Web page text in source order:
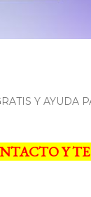
Y AYUDA
Y